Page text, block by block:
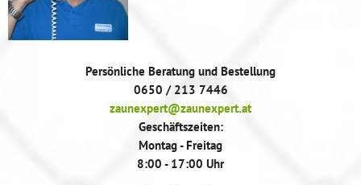
Persönliche Beratung und Bestellung
0650 / 213 7446
zaunexpert@zaunexpert.at
Geschäftszeiten:
Montag - Freitag
8:00 - 17:00 Uhr